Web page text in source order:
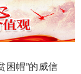
困帽”的威信